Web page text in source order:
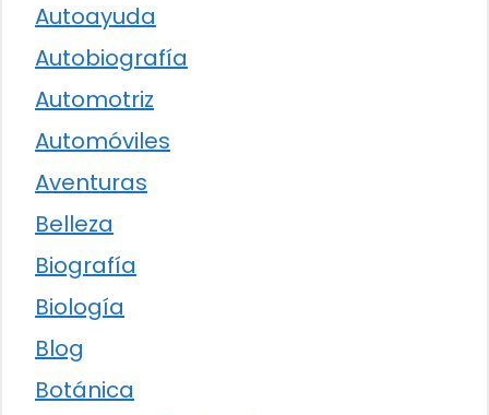
Autoayuda
Autobiografía
Automotriz
Automóviles
Aventuras
Belleza
Biografía
Biología
Blog
Botánica